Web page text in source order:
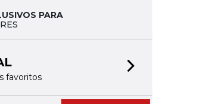
PARA
impresas en formato digital